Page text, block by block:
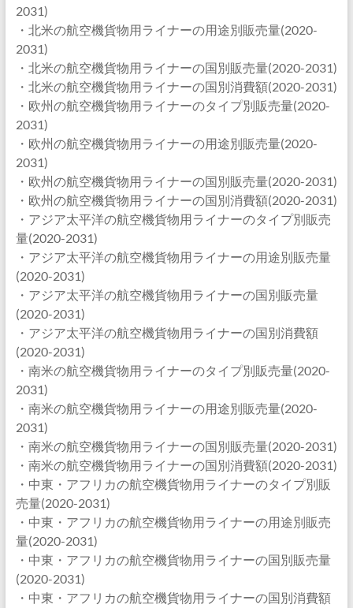
2031)
・北米の航空機貨物用ライナーの用途別販売量(2020-
2031)
・北米の航空機貨物用ライナーの国別販売量(2020-2031)
・北米の航空機貨物用ライナーの国別消費額(2020-2031)
・欧州の航空機貨物用ライナーのタイプ別販売量(2020-
2031)
・欧州の航空機貨物用ライナーの用途別販売量(2020-
2031)
・欧州の航空機貨物用ライナーの国別販売量(2020-2031)
・欧州の航空機貨物用ライナーの国別消費額(2020-2031)
・アジア太平洋の航空機貨物用ライナーのタイプ別販売
量(2020-2031)
・アジア太平洋の航空機貨物用ライナーの用途別販売量
(2020-2031)
・アジア太平洋の航空機貨物用ライナーの国別販売量
(2020-2031)
・アジア太平洋の航空機貨物用ライナーの国別消費額
(2020-2031)
・南米の航空機貨物用ライナーのタイプ別販売量(2020-
2031)
・南米の航空機貨物用ライナーの用途別販売量(2020-
2031)
・南米の航空機貨物用ライナーの国別販売量(2020-2031)
・南米の航空機貨物用ライナーの国別消費額(2020-2031)
・中東・アフリカの航空機貨物用ライナーのタイプ別販
売量(2020-2031)
・中東・アフリカの航空機貨物用ライナーの用途別販売
量(2020-2031)
・中東・アフリカの航空機貨物用ライナーの国別販売量
(2020-2031)
・中東・アフリカの航空機貨物用ライナーの国別消費額